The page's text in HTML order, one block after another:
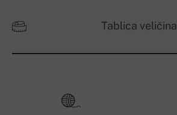
Tablica veličina